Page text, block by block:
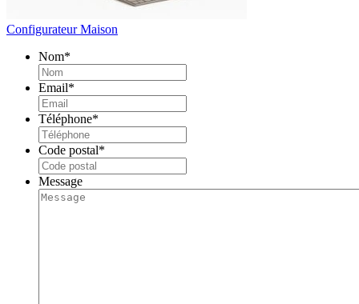
Configurateur Maison
Nom*
Email*
Téléphone*
Code postal*
Message